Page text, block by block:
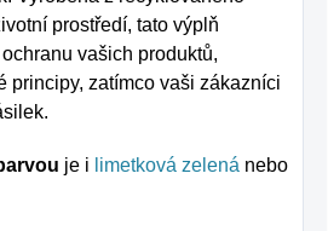
prostředí, tato výplň
vašich produktů,
principy, zatímco vaši zákazníci
je i limetková zelená nebo